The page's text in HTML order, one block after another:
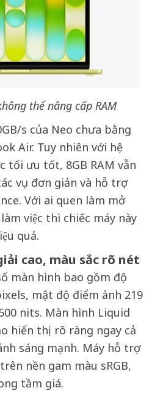
thể nâng cấp RAM
s của Neo chưa bằng
Air. Tuy nhiên với hệ
tối ưu tốt, 8GB RAM vẫn
vụ đơn giản và hỗ trợ
Với ai quen làm mở
việc thì chiếc máy này
quả.
cao, màu sắc rõ nét
màn hình bao gồm độ
mật độ điểm ảnh 219
nits. Màn hình Liquid
hiển thị rõ ràng ngay cả
sáng mạnh. Máy hỗ trợ
nền gam màu sRGB,
tầm giá.